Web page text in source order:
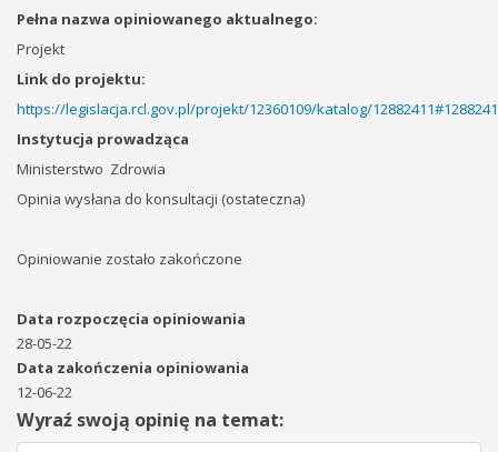
Pełna nazwa opiniowanego aktualnego:
Projekt
Link do projektu:
https://legislacja.rcl.gov.pl/projekt/12360109/katalog/
Instytucja prowadząca
Ministerstwo Zdrowia
Opinia wysłana do konsultacji (ostateczna)
Opiniowanie zostało zakończone
Data rozpoczęcia opiniowania
28-05-22
Data zakończenia opiniowania
12-06-22
Wyraź swoją opinię na temat: